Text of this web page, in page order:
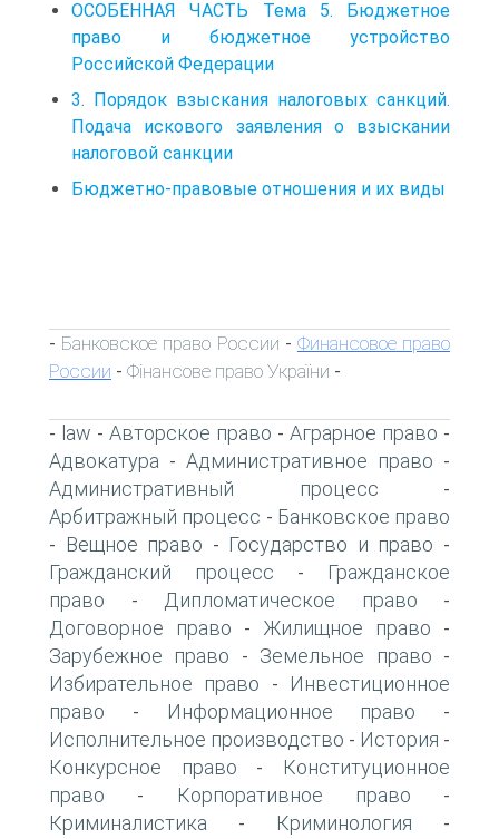
ОСОБЕННАЯ ЧАСТЬ Тема 5. Бюджетное
право и бюджетное устройство
Российской Федерации
3. Порядок взыскания налоговых санкций.
Подача искового заявления о взыскании
налоговой санкции
Бюджетно-правовые отношения и их виды
- Банковское право России - Финансовое право
России - Фінансове право України -
- law - Авторское право - Аграрное право -
Адвокатура - Административное право -
Административный процесс -
Арбитражный процесс - Банковское право
- Вещное право - Государство и право -
Гражданский процесс -
Гражданское
право - Дипломатическое право -
Договорное право - Жилищное право -
Зарубежное право - Земельное право -
Избирательное право -
Инвестиционное
право - Информационное право -
Исполнительное производство - История -
Конкурсное право -
Конституционное
право - Корпоративное право -
Криминалистика - Криминология -